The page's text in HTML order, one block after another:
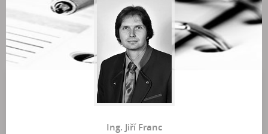
Ing. Jiří Franc